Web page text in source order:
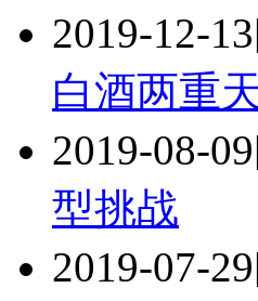
2019-12-13
白酒两重
2019-08-09
型挑战
2019-07-29